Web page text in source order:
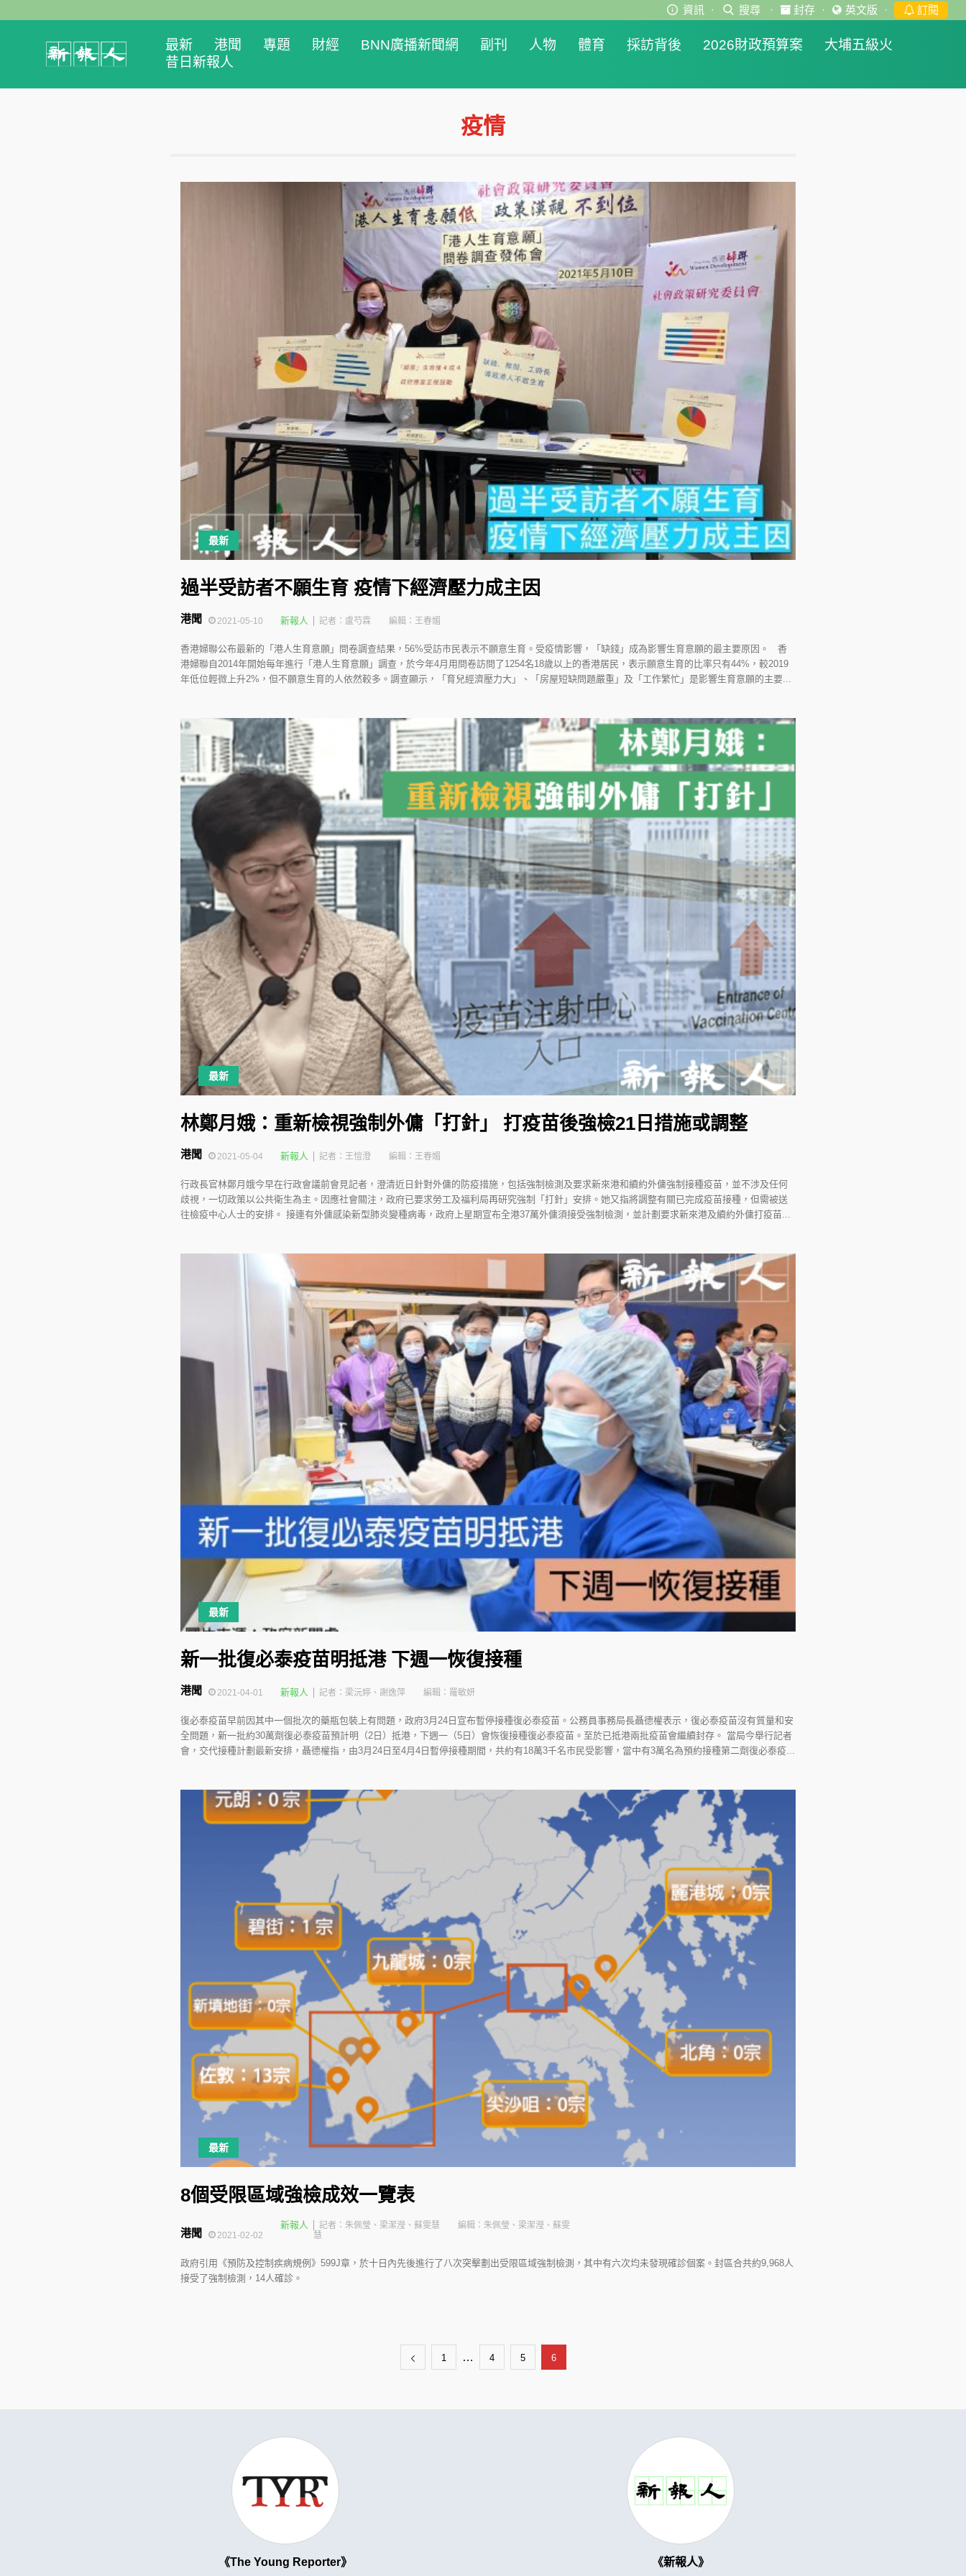
資訊 · 搜尋 · 封存 · 英文版 · 訂閱
最新 港聞 專題 財經 BNN廣播新聞網 副刊 人物 體育 採訪背後 2026財政預算案
大埔五級火
昔日新報人
疫情
最新
過半受訪者不願生育 疫情下經濟壓力成主因
2021-05-10
港聞 新報人 記者：盧芍霖 編輯：王春媚
香港婦聯公布最新的「港人生育意願」問卷調查結果，56%受訪市民表示不願意生育。受疫情影響，「缺錢」成為影響生育意願的最主要原因。 香
港婦聯自2014年開始每年進行「港人生育意願」調查，於今年4月用問卷訪問了1254名18歲以上的香港居民，表示願意生育的比率只有44%，較2019
年低位輕微上升2%，但不願意生育的人依然較多。調查顯示，「育兒經濟壓力大」、「房屋短缺問題嚴重」及「工作繁忙」是影響生育意願的主要...
最新
林鄭月娥：重新檢視強制外傭「打針」 打疫苗後強檢21日措施或調整
2021-05-04
港聞 新報人 記者：王愷澄 編輯：王春媚
行政長官林鄭月娥今早在行政會議前會見記者，澄清近日針對外傭的防疫措施，包括強制檢測及要求新來港和續約外傭強制接種疫苗，並不涉及任何
歧視，一切政策以公共衛生為主。因應社會關注，政府已要求勞工及福利局再研究強制「打針」安排。她又指將調整有關已完成疫苗接種，但需被送
往檢疫中心人士的安排。 接連有外傭感染新型肺炎變種病毒，政府上星期宣布全港37萬外傭須接受強制檢測，並計劃要求新來港及續約外傭打疫苗...
最新
新一批復必泰疫苗明抵港 下週一恢復接種
2021-04-01
港聞 新報人 記者：梁沅婷、謝逸萍 編輯：羅敏妍
復必泰疫苗早前因其中一個批次的藥瓶包裝上有問題，政府3月24日宣布暫停接種復必泰疫苗。公務員事務局長聶德權表示，復必泰疫苗沒有質量和安
全問題，新一批約30萬劑復必泰疫苗預計明（2日）抵港，下週一（5日）會恢復接種復必泰疫苗。至於已抵港兩批疫苗會繼續封存。 當局今舉行記者
會，交代接種計劃最新安排，聶德權指，由3月24日至4月4日暫停接種期間，共約有18萬3千名市民受影響，當中有3萬名為預約接種第二劑復必泰疫...
最新
8個受限區域強檢成效一覽表
2021-02-02
港聞
新報人 記者：朱佩瑩、梁潔瀅、蘇雯慧
編輯：朱佩瑩、梁潔瀅、蘇雯
慧
政府引用《預防及控制疾病規例》599J章，於十日內先後進行了八次突擊劃出受限區域強制檢測，其中有六次均未發現確診個案。封區合共約9,968人
接受了強制檢測，14人確診。
1 … 4 5 6
The Young Reporter 新報人